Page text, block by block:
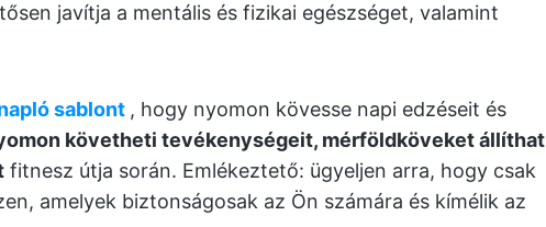
javítja a mentális és fizikai egészséget, valamint
sablont , hogy nyomon kövesse napi edzéseit és
követheti tevékenységeit, mérföldköveket állíthat
fitnesz útja során. Emlékeztető: ügyeljen arra, hogy csak
amelyek biztonságosak az Ön számára és kímélik az